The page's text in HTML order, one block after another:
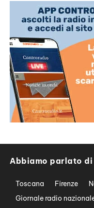
Abbiamo parlato di
Toscana Firenze
Giornale radio